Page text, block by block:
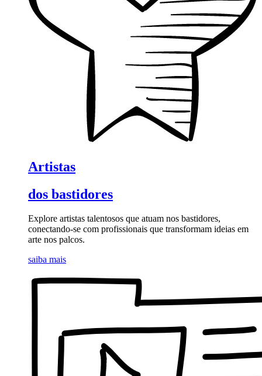
Artistas
dos bastidores
Explore artistas talentosos que atuam nos bastidores,
conectando-se com profissionais que transformam ideias em
arte nos palcos.
saiba mais